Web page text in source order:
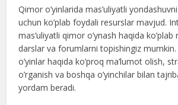
Qimor o’yinlarida mas’uliyatli
uchun ko’plab foydali resurslar mavjud.
mas’uliyatli qimor o’ynash haqida
darslar va forumlarni topishingiz
o’yinlar haqida ko’proq ma’lumot olish,
o’rganish va boshqa o’yinchilar bilan
yordam beradi.